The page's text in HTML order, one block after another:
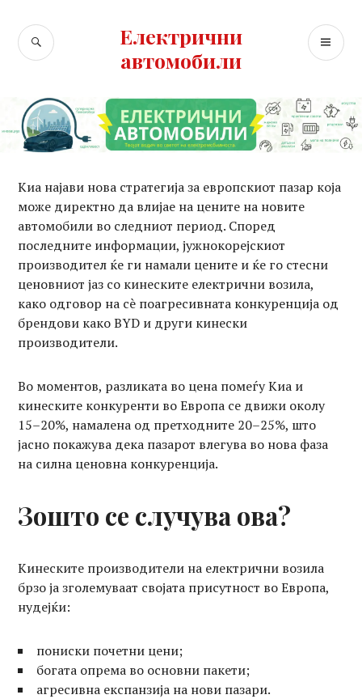
content
Електрични
автомобили
SEARCH
Киа најави нова стратегија за европскиот пазар која
може директно да влијае на цените на новите
автомобили во следниот период. Според
последните информации, јужнокорејскиот
производител ќе ги намали цените и ќе го стесни
ценовниот јаз со кинеските електрични возила,
како одговор на сè поагресивната конкуренција од
брендови како BYD и други кинески
производители.
Во моментов, разликата во цена помеѓу Киа и
кинеските конкуренти во Европа се движи околу
15–20%, намалена од претходните 20–25%, што
јасно покажува дека пазарот влегува во нова фаза
на силна ценовна конкуренција.
Зошто се случува ова?
Кинеските производители на електрични возила
брзо ја зголемуваат својата присутност во Европа,
нудејќи:
пониски почетни цени;
богата опрема во основни пакети;
агресивна експанзија на нови пазари.